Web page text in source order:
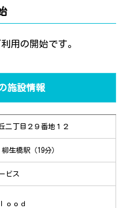
用の開始です。
施設情報
二丁目２９番地１２
生橋駅（19分）
ビス
ｏｏｄ